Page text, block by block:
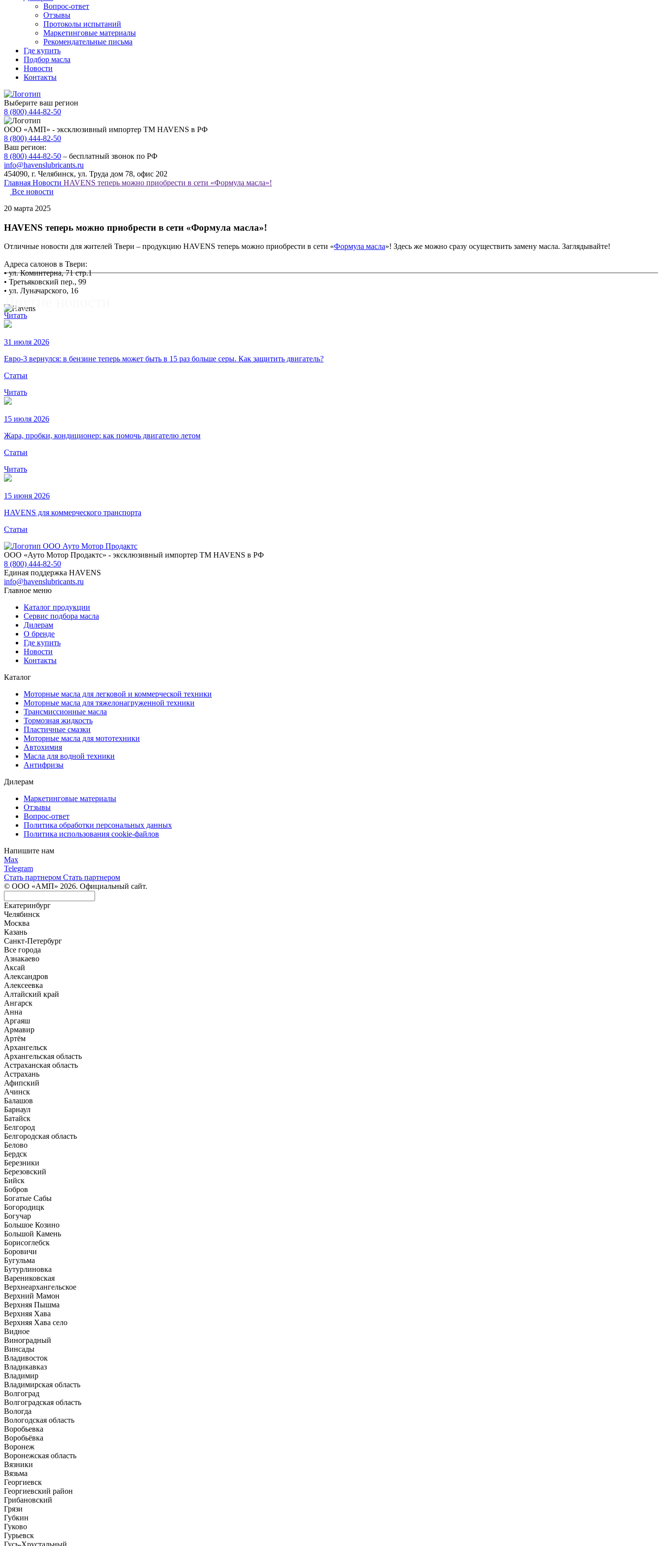
Вопрос-ответ
Отзывы
Протоколы испытаний
Маркетинговые материалы
Рекомендательные письма
Где купить
Подбор масла
Новости
Контакты
Выберите ваш регион
8 (800) 444-82-50
ООО «АМП» - эксклюзивный импортер ТМ HAVENS в РФ
8 (800) 444-82-50
Ваш регион:
8 (800) 444-82-50 – бесплатный звонок по РФ
info@havenslubricants.ru
454090, г. Челябинск, ул. Труда дом 78, офис 202
Главная Новости HAVENS теперь можно приобрести в сети «Формула масла»!
Все новости
20 марта 2025
HAVENS теперь можно приобрести в сети «Формула масла»!
Отличные новости для жителей Твери – продукцию HAVENS теперь можно приобрести в сети «Формула масла»! Здесь же можно сразу осуществить замену масла. Заглядывайте!
Адреса салонов в Твери:
• ул. Коминтерна, 71 стр.1
• Третьяковский пер., 99
• ул. Луначарского, 16
Другие новости
Читать
31 июля 2026
Евро-3 вернулся: в бензине теперь может быть в 15 раз больше серы. Как защитить двигатель?
Статьи
Читать
15 июля 2026
Жара, пробки, кондиционер: как помочь двигателю летом
Статьи
Читать
15 июня 2026
HAVENS для коммерческого транспорта
Статьи
ООО «Ауто Мотор Продактс» - эксклюзивный импортер ТМ HAVENS в РФ
8 (800) 444-82-50
Единая поддержка HAVENS
info@havenslubricants.ru
Главное меню
Каталог продукции
Сервис подбора масла
Дилерам
О бренде
Где купить
Новости
Контакты
Каталог
Моторные масла для легковой и коммерческой техники
Моторные масла для тяжелонагруженной техники
Трансмиссионные масла
Тормозная жидкость
Пластичные смазки
Моторные масла для мототехники
Автохимия
Масла для водной техники
Антифризы
Дилерам
Маркетинговые материалы
Отзывы
Вопрос-ответ
Политика обработки персональных данных
Политика использования cookie-файлов
Напишите нам
Max
Telegram
Стать партнером Стать партнером
© ООО «АМП» 2026. Официальный сайт.
Екатеринбург
Челябинск
Москва
Казань
Санкт-Петербург
Все города
Азнакаево
Аксай
Александров
Алексеевка
Алтайский край
Ангарск
Анна
Аргаяш
Армавир
Артём
Архангельск
Архангельская область
Астраханская область
Астрахань
Афипский
Ачинск
Балашов
Барнаул
Батайск
Белгород
Белгородская область
Белово
Бердск
Березники
Березовский
Бийск
Бобров
Богатые Сабы
Богородицк
Богучар
Большое Козино
Большой Камень
Борисоглебск
Боровичи
Бугульма
Бутурлиновка
Варениковская
Верхнеархангельское
Верхний Мамон
Верхняя Пышма
Верхняя Хава
Верхняя Хава село
Видное
Виноградный
Винсады
Владивосток
Владикавказ
Владимир
Владимирская область
Волгоград
Волгоградская область
Вологда
Вологодская область
Воробьевка
Воробьёвка
Воронеж
Воронежская область
Вязники
Вязьма
Георгиевск
Георгиевский район
Грибановский
Грязи
Губкин
Гуково
Гурьевск